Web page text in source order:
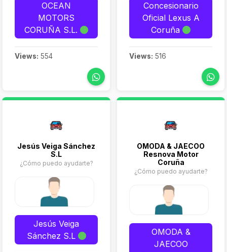
OCEAN
MOTORS
CORUÑA S.L.
Views: 554
Concesionario
Oficial Lexus A
Coruña
Views: 516
Jesús Veiga Sánchez
S.L
¿Cómo puedo ayudarte?
Jesús Veiga
Sánchez S.L
OMODA & JAECOO
Resnova Motor
Coruña
¿Cómo puedo ayudarte?
OMODA &
JAECOO